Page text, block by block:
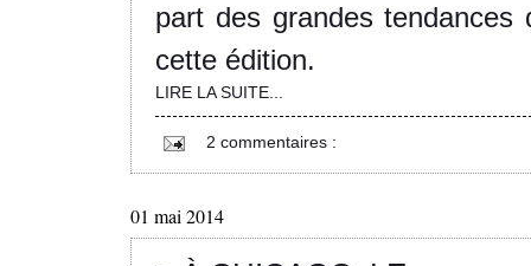
part des grandes tendances
cette édition.
LIRE LA SUITE...
2 commentaires :
01 mai 2014